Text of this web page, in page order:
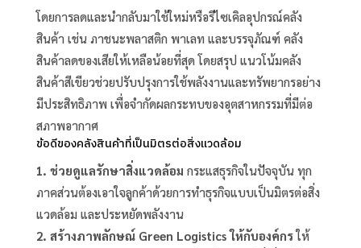
โดยการลดและนำกลับมาใช้ใหม่หรือรีไซเคิลอุปกรณ์คลัง
สินค้า เช่น ภาชนะพลาสติก พาเลท และบรรจุภัณฑ์ คลัง
สินค้าลดของเสียให้เหลือน้อยที่สุด โดยสรุป แนวโน้มคลัง
สินค้าสีเขียวช่วยปรับปรุงการใช้พลังงานและทรัพยากรอย่าง
มีประสิทธิภาพ เพื่อจำกัดผลกระทบของอุตสาหกรรมที่มีต่อ
สภาพอากาศ
ข้อดีของคลังสินค้าที่เป็นมิตรต่อสิ่งแวดล้อม
1. ช่วยดูแลรักษาสิ่งแวดล้อม กระแสธุรกิจในปัจจุบัน ทุก
ภาคส่วนต้องเอาใจลูกค้าด้วยการทำธุรกิจแบบเป็นมิตรต่อสิ่ง
แวดล้อม และประหยัดพลังงาน
2. สร้างภาพลักษณ์ Green Logistics ให้กับองค์กรให้